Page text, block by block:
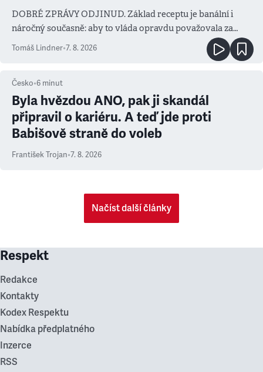
DOBRÉ ZPRÁVY ODJINUD. Základ receptu je banální i
náročný současně: aby to vláda opravdu považovala za
prioritu
Tomáš Lindner•7. 8. 2026
Česko•6 minut
Byla hvězdou ANO, pak ji skandál
připravil o kariéru. A teď jde proti
Babišově straně do voleb
František Trojan•7. 8. 2026
Načíst další články
Respekt
Redakce
Kontakty
Kodex Respektu
Nabídka předplatného
Inzerce
RSS